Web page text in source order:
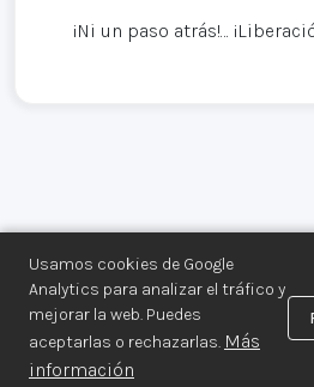
Usamos cookies de Google
Analytics para analizar el tráfico y
mejorar la web. Puedes
aceptarlas o rechazarlas. Más
información
¡Ni un paso atrás!…
Centro de Documentación de los
Movimientos Armados©
Aviso legal·Privacidad